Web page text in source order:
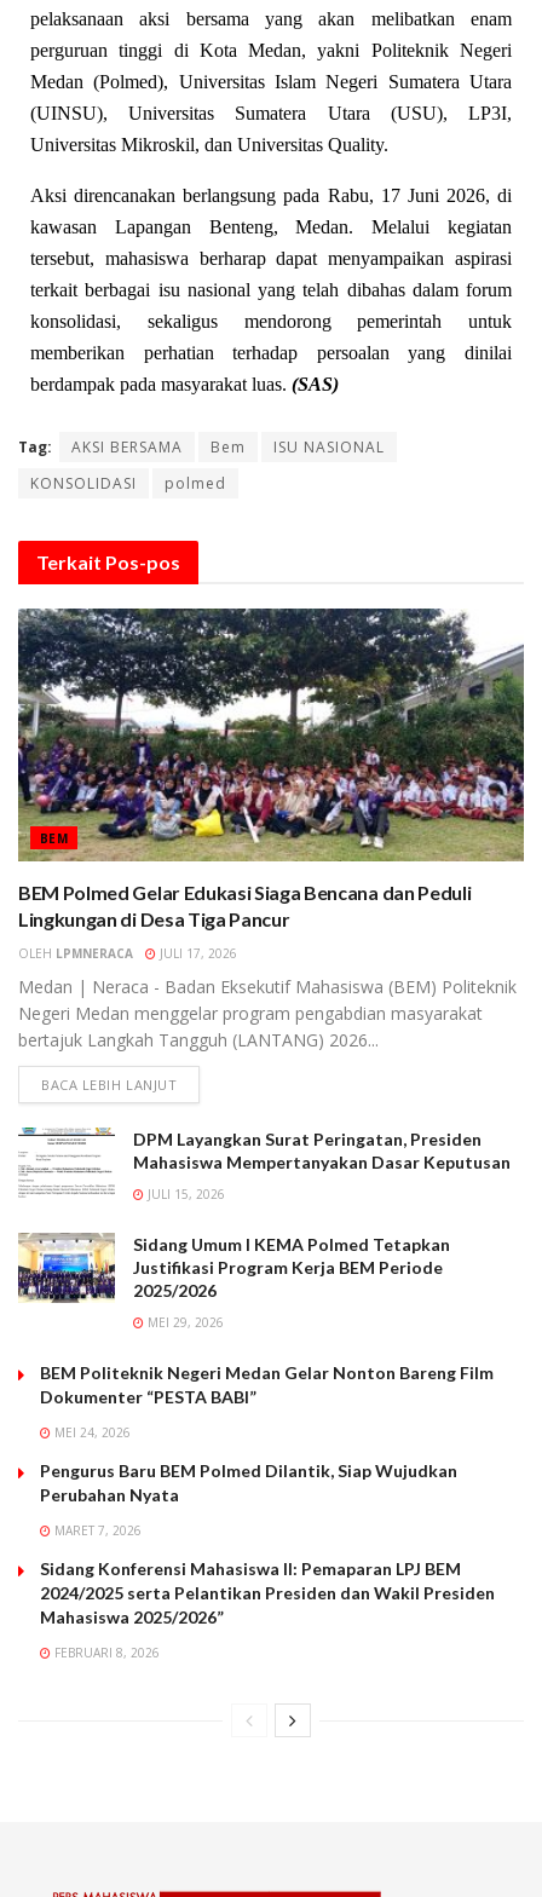
pelaksanaan aksi bersama yang akan melibatkan enam
perguruan tinggi di Kota Medan, yakni Politeknik Negeri
Medan (Polmed), Universitas Islam Negeri Sumatera Utara
(UINSU), Universitas Sumatera Utara (USU), LP3I,
Universitas Mikroskil, dan Universitas Quality.
Aksi direncanakan berlangsung pada Rabu, 17 Juni 2026, di
kawasan Lapangan Benteng, Medan. Melalui kegiatan
tersebut, mahasiswa berharap dapat menyampaikan aspirasi
terkait berbagai isu nasional yang telah dibahas dalam forum
konsolidasi, sekaligus mendorong pemerintah untuk
memberikan perhatian terhadap persoalan yang dinilai
berdampak pada masyarakat luas. (SAS)
Tag: AKSI BERSAMA Bem
ISU NASIONAL
KONSOLIDASI
polmed
Terkait Pos-pos
BEM
BEM Polmed Gelar Edukasi Siaga Bencana dan Peduli
Lingkungan di Desa Tiga Pancur
OLEH LPMNERACA JULI 17, 2026
Medan | Neraca - Badan Eksekutif Mahasiswa (BEM) Politeknik
Negeri Medan menggelar program pengabdian masyarakat
bertajuk Langkah Tangguh (LANTANG) 2026...
BACA LEBIH LANJUT
DPM Layangkan Surat Peringatan, Presiden
Mahasiswa Mempertanyakan Dasar Keputusan
JULI 15, 2026
Sidang Umum I KEMA Polmed Tetapkan
Justifikasi Program Kerja BEM Periode
2025/2026
MEI 29, 2026
BEM Politeknik Negeri Medan Gelar Nonton Bareng Film
Dokumenter “PESTA BABI”
MEI 24, 2026
Pengurus Baru BEM Polmed Dilantik, Siap Wujudkan
Perubahan Nyata
MARET 7, 2026
Sidang Konferensi Mahasiswa II: Pemaparan LPJ BEM
2024/2025 serta Pelantikan Presiden dan Wakil Presiden
Mahasiswa 2025/2026”
FEBRUARI 8, 2026